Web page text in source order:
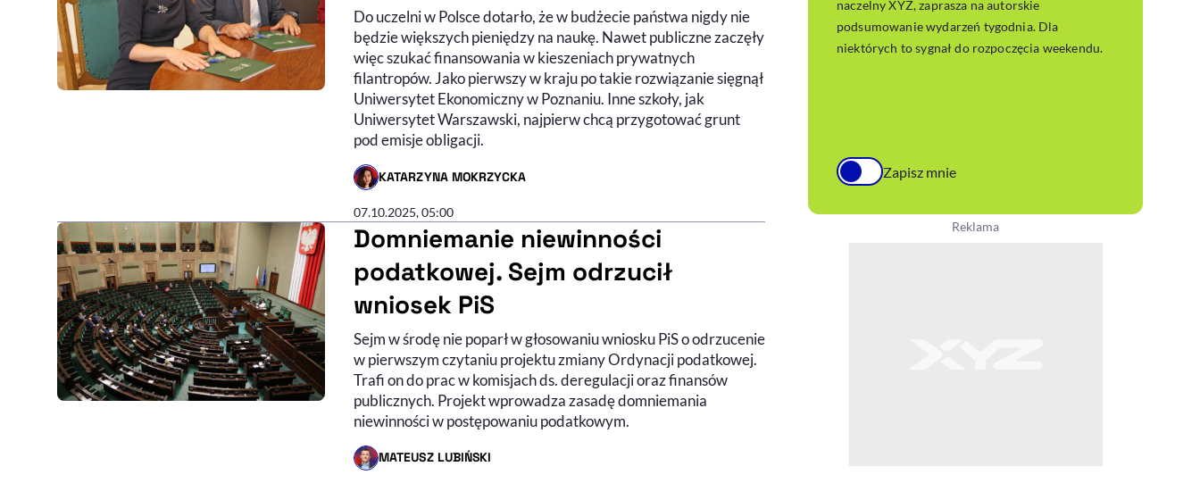
Do uczelni w Polsce dotarło, że w budżecie państwa nigdy nie
będzie większych pieniędzy na naukę. Nawet publiczne zaczęły
więc szukać finansowania w kieszeniach prywatnych
filantropów. Jako pierwszy w kraju po takie rozwiązanie sięgnął
Uniwersytet Ekonomiczny w Poznaniu. Inne szkoły, jak
Uniwersytet Warszawski, najpierw chcą przygotować grunt
pod emisje obligacji.
KATARZYNA MOKRZYCKA
- AUTOR ARTYKUŁU - PROFIL
07.10.2025, 05:00
Domniemanie niewinności
podatkowej. Sejm odrzucił
wniosek PiS
Sejm w środę nie poparł w głosowaniu wniosku PiS o odrzucenie
w pierwszym czytaniu projektu zmiany Ordynacji podatkowej.
Trafi on do prac w komisjach ds. deregulacji oraz finansów
publicznych. Projekt wprowadza zasadę domniemania
niewinności w postępowaniu podatkowym.
MATEUSZ LUBIŃSKI
- AUTOR ARTYKUŁU - PROFIL